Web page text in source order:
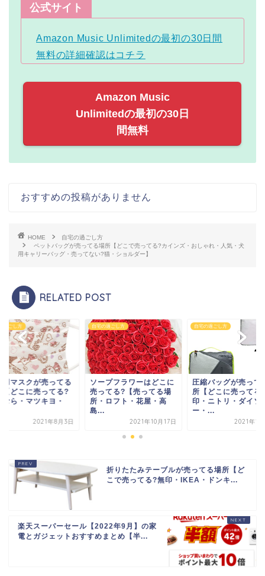
公式サイト
Amazon Music Unlimitedの最初の30日間
無料の詳細確認はコチラ
Amazon Music
Unlimitedの最初の30日
間無料
おすすめの投稿がありません
HOME
自宅の過ごし方
ペットバッグが売ってる場所【どこで売ってる?カインズ・おしゃれ・人気・犬
用キャリーバッグ・売ってない?猫・ショルダー】
RELATED POST
過ごし方
用マスクが売ってる
【どこに売ってる?
むら・マツキヨ・
2021年8月3日
自宅の過ごし方
ソープフラワーはどこに
売ってる?【売ってる場
所・ロフト・花屋・高
島...
2021年10月17日
自宅の過ごし方
圧縮バッグが売って
所【どこに売ってる
印・ニトリ・ダイソ
ー・...
2021年12
折りたたみテーブルが売ってる場所【ど
こで売ってる?無印・IKEA・ドンキ...
楽天スーパーセール【2022年9月】の家
電とガジェットおすすめまとめ【半...